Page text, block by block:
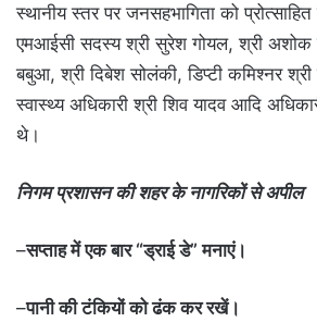
स्थानीय स्तर पर जनसहभागिता को
एमआईसी सदस्य श्री सुरेश गोयल, श्री अशोक
बबुआ, श्री दिबेश सोलंकी, डिप्टी कमिश्नर श्री
स्वास्थ्य अधिकारी श्री शिव यादव आदि
थे।
निगम प्रशासन की शहर के नागरिकों से अपील
–सप्ताह में एक बार “ड्राई डे” मनाएं।
–पानी की टंकियों को ढंक कर रखें।